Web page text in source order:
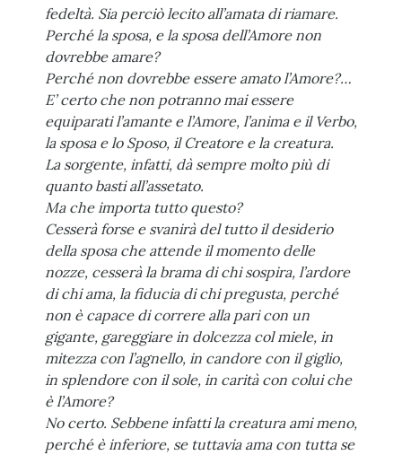
fedeltà. Sia perciò lecito all’amata di riamare.
Perché la sposa, e la sposa dell’Amore non
dovrebbe amare?
Perché non dovrebbe essere amato l’Amore?…
E’ certo che non potranno mai essere
equiparati l’amante e l’Amore, l’anima e il Verbo,
la sposa e lo Sposo, il Creatore e la creatura.
La sorgente, infatti, dà sempre molto più di
quanto basti all’assetato.
Ma che importa tutto questo?
Cesserà forse e svanirà del tutto il desiderio
della sposa che attende il momento delle
nozze, cesserà la brama di chi sospira, l’ardore
di chi ama, la fiducia di chi pregusta, perché
non è capace di correre alla pari con un
gigante, gareggiare in dolcezza col miele, in
mitezza con l’agnello, in candore con il giglio,
in splendore con il sole, in carità con colui che
è l’Amore?
No certo. Sebbene infatti la creatura ami meno,
perché è inferiore, se tuttavia ama con tutta se